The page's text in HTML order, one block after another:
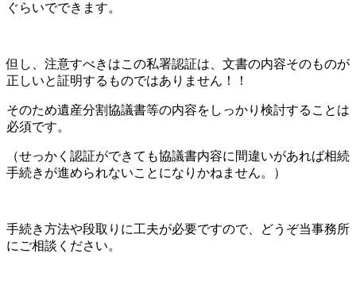
ぐらいでできます。
但し、注意すべきはこの私署認証は、文書の内容そのものが
正しいと証明するものではありません！！
そのため遺産分割協議書等の内容をしっかり検討することは
必須です。
（せっかく認証ができても協議書内容に間違いがあれば相続
手続きが進められないことになりかねません。）
手続き方法や段取りに工夫が必要ですので、どうぞ当事務所
にご相談ください。